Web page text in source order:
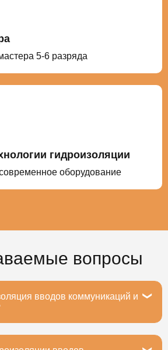
5-6 разряда
гидроизоляции
оборудование
вопросы
вводов коммуникаций и